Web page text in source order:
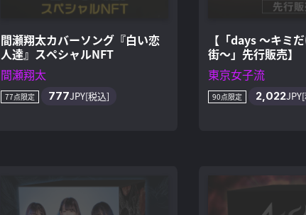
間瀬翔太カバーソング『白い恋
人達』スペシャルNFT
間瀬翔太
77点限定 777JPY[税込]
【「days 〜キミ
街〜」先行販売】
東京女子流
90点限定 2,022